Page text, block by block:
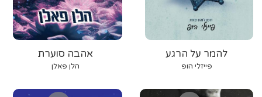
אהבה סוערת
הלן פאלן
להמר על הרגע
פייזלי הופ